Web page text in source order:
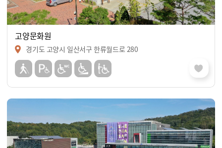
고양문화원
경기도 고양시 일산서구 한류월드로 280